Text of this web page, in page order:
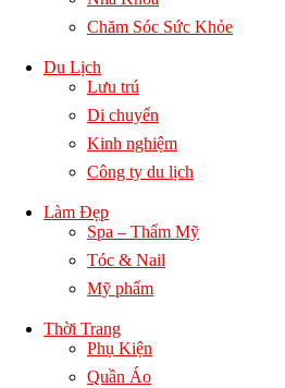
Chăm Sóc Sức Khỏe
Du Lịch
Lưu trú
Di chuyển
Kinh nghiệm
Công ty du lịch
Làm Đẹp
Spa – Thẩm Mỹ
Tóc & Nail
Mỹ phẩm
Thời Trang
Phụ Kiện
Quần Áo